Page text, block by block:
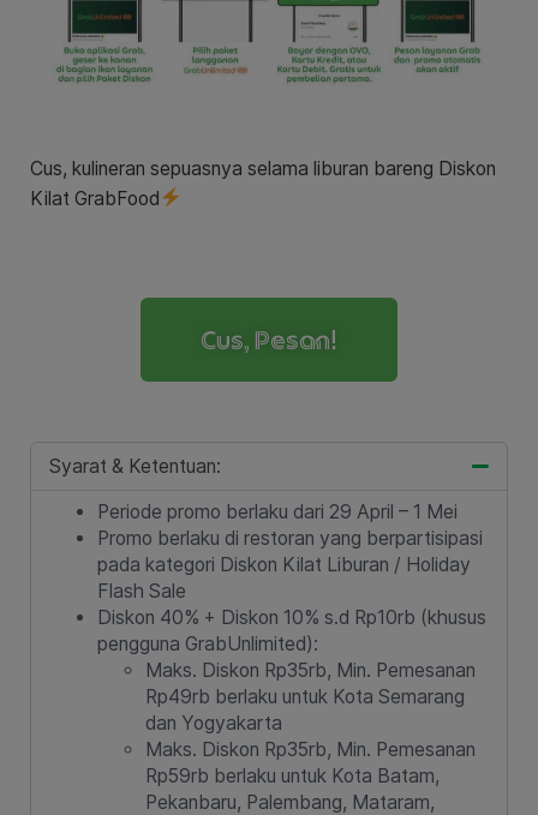
Cus, kulineran sepuasnya selama liburan bareng Diskon
Kilat GrabFood
Cus, Pesan!
Syarat & Ketentuan:
Periode promo berlaku dari 29 April – 1 Mei
Promo berlaku di restoran yang berpartisipasi
pada kategori Diskon Kilat Liburan / Holiday
Flash Sale
Diskon 40% + Diskon 10% s.d Rp10rb (khusus
pengguna GrabUnlimited):
Maks. Diskon Rp35rb, Min. Pemesanan
Rp49rb berlaku untuk Kota Semarang
dan Yogyakarta
Maks. Diskon Rp35rb, Min. Pemesanan
Rp59rb berlaku untuk Kota Batam,
Pekanbaru, Palembang, Mataram,